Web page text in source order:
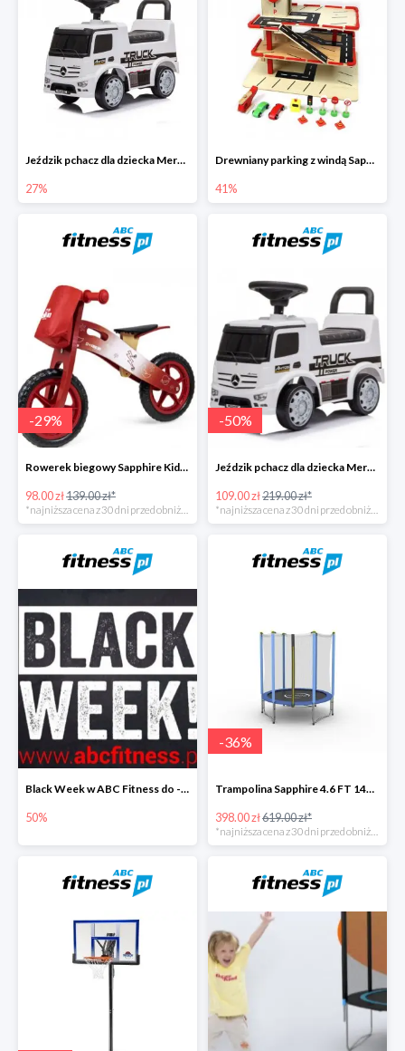
Jeździk pchacz dla dziecka Mercedes Antos Truck -27%
27%
Drewniany parking z windą Sapphire Kids -41%
41%
-29%
Rowerek biegowy Sapphire Kids Loopy drewniany - czerwony
98.00 zł139.00 zł*
*najniższa cena z 30 dni przed obniżką
-50%
Jeździk pchacz dla dziecka Mercedes Antos Truck - biały
109.00 zł219.00 zł*
*najniższa cena z 30 dni przed obniżką
Black Week w ABC Fitness do -50%
50%
-36%
Trampolina Sapphire 4.6 FT 140 cm
398.00 zł619.00 zł*